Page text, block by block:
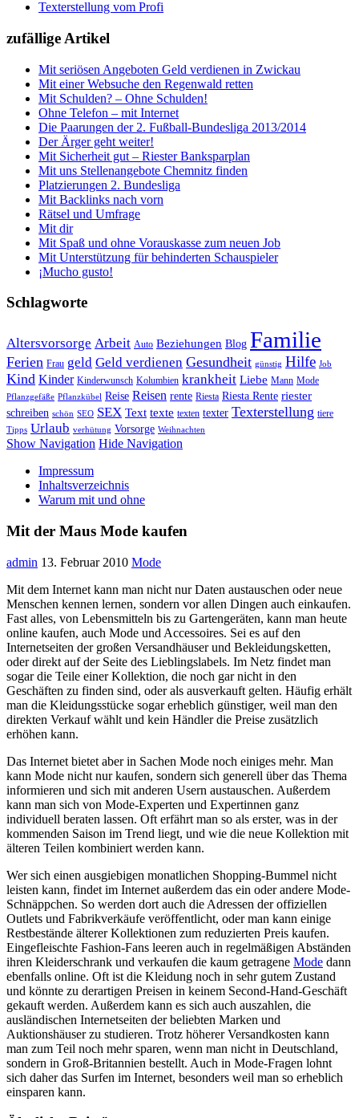
Texterstellung vom Profi
zufällige Artikel
Mit seriösen Angeboten Geld verdienen in Zwickau
Mit einer Websuche den Regenwald retten
Mit Schulden? – Ohne Schulden!
Ohne Telefon – mit Internet
Die Paarungen der 2. Fußball-Bundesliga 2013/2014
Der Ärger geht weiter!
Mit Sicherheit gut – Riester Banksparplan
Mit uns Stellenangebote Chemnitz finden
Platzierungen 2. Bundesliga
Mit Backlinks nach vorn
Rätsel und Umfrage
Mit dir
Mit Spaß und ohne Vorauskasse zum neuen Job
Mit Unterstützung für behinderten Schauspieler
¡Mucho gusto!
Schlagworte
Altersvorsorge Arbeit Auto Beziehungen Blog Familie
Ferien Frau geld Geld verdienen Gesundheit günstig Hilfe Job
Kind Kinder Kinderwunsch Kolumbien krankheit Liebe Mann Mode
Pflanzgefäße Pflanzkübel Reise Reisen rente Riesta Riesta Rente riester
schreiben schön SEO SEX Text texte texten texter Texterstellung tiere
Tipps Urlaub verhütung Vorsorge Weihnachten
Show Navigation Hide Navigation
Impressum
Inhaltsverzeichnis
Warum mit und ohne
Mit der Maus Mode kaufen
admin 13. Februar 2010 Mode
Mit dem Internet kann man nicht nur Daten austauschen oder neue
Menschen kennen lernen, sondern vor allen Dingen auch einkaufen.
Fast alles, von Lebensmitteln bis zu Gartengeräten, kann man heute
online kaufen, auch Mode und Accessoires. Sei es auf den
Internetseiten der großen Versandhäuser und Bekleidungsketten,
oder direkt auf der Seite des Lieblingslabels. Im Netz findet man
sogar die Teile einer Kollektion, die noch gar nicht in den
Geschäften zu finden sind, oder als ausverkauft gelten. Häufig erhält
man die Kleidungsstücke sogar erheblich günstiger, weil man den
direkten Verkauf wählt und kein Händler die Preise zusätzlich
erhöhen kann.
Das Internet bietet aber in Sachen Mode noch einiges mehr. Man
kann Mode nicht nur kaufen, sondern sich generell über das Thema
informieren und sich mit anderen Usern austauschen. Außerdem
kann man sich von Mode-Experten und Expertinnen ganz
individuell beraten lassen. Oft erfährt man so als erster, was in der
kommenden Saison im Trend liegt, und wie die neue Kollektion mit
älteren Teilen kombiniert werden kann.
Wer sich einen ausgiebigen monatlichen Shopping-Bummel nicht
leisten kann, findet im Internet außerdem das ein oder andere Mode-
Schnäppchen. So werden dort auch die Adressen der offiziellen
Outlets und Fabrikverkäufe veröffentlicht, oder man kann einige
Restbestände älterer Kollektionen zum reduzierten Preis kaufen.
Eingefleischte Fashion-Fans leeren auch in regelmäßigen Abständen
ihren Kleiderschrank und verkaufen die kaum getragene Mode dann
ebenfalls online. Oft ist die Kleidung noch in sehr gutem Zustand
und könnte zu derartigen Preisen in keinem Second-Hand-Geschäft
gekauft werden. Außerdem kann es sich auch auszahlen, die
ausländischen Internetseiten der beliebten Marken und
Auktionshäuser zu studieren. Trotz höherer Versandkosten kann
man zum Teil noch mehr sparen, wenn man nicht in Deutschland,
sondern in Groß-Britannien bestellt. Auch in Mode-Fragen lohnt
sich daher das Surfen im Internet, besonders weil man so erheblich
einsparen kann.